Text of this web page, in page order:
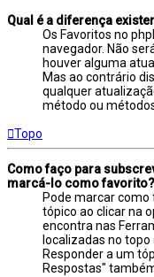
Qual é a diferença
Os Favoritos no
navegador. Não
houver alguma
Mas ao contrário
qualquer
método ou
Topo
Como faço para
marcá-lo como favorito?
Pode marcar
tópico ao clicar na
encontra nas
localizadas no
Responder a um
Respostas"